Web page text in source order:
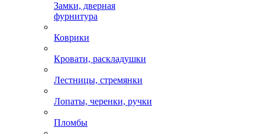
Замки, дверная
фурнитура
Коврики
Кровати, раскладушки
Лестницы, стремянки
Лопаты, черенки, ручки
Пломбы